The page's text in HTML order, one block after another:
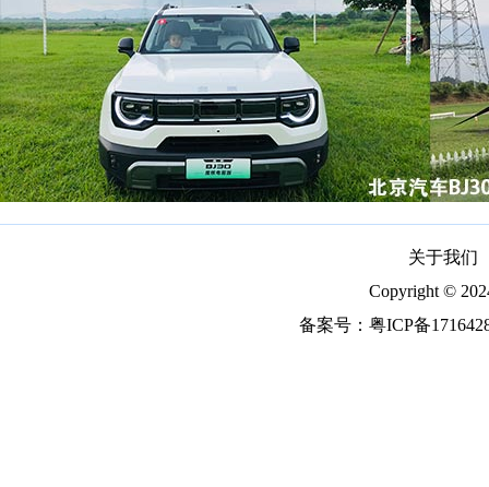
关于我们
Copyright ©
备案号： 粤ICP备